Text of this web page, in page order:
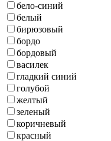
бело-синий
белый
бирюзовый
бордо
бордовый
василек
гладкий синий
голубой
желтый
зеленый
коричневый
красный